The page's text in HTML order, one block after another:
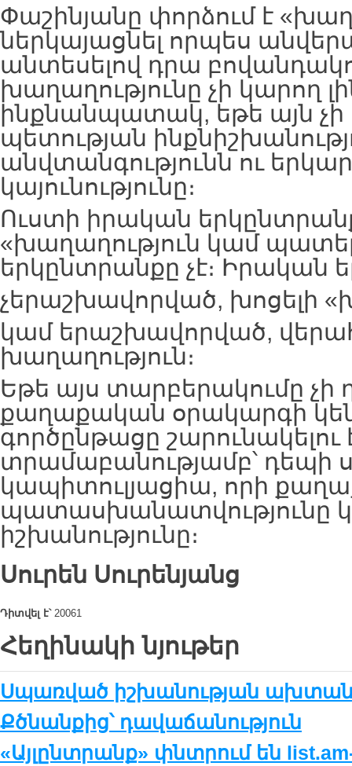
Փաշինյանը փորձում է
ներկայացնել որպես
անտեսելով դրա
խաղաղությունը չի կարող
ինքնանպատակ, եթե այն
պետության
անվտանգությունն ու
կայունությունը։
Ուստի իրական
«խաղաղություն կամ
երկընտրանքը չէ։ Իրական
չերաշխավորված, խոցելի
կամ երաշխավորված,
խաղաղություն։
Եթե այս տարբերակումը չի
քաղաքական օրակարգի
գործընթացը շարունակելու
տրամաբանությամբ՝ դեպի
կապիտուլյացիա, որի
պատասխանատվությունը
իշխանությունը։
Սուրեն Սուրենյանց
Դիտվել է՝20061
Հեղինակի նյութեր
Սպառված իշխանության
Քծնանքից՝ դավաճանություն
«Այլընտրանք» փնտրում են